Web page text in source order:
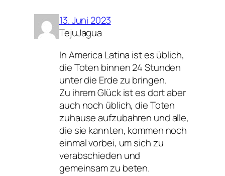
13. Juni 2023
TejuJagua
In America Latina ist es üblich,
die Toten binnen 24 Stunden
unter die Erde zu bringen.
Zu ihrem Glück ist es dort aber
auch noch üblich, die Toten
zuhause aufzubahren und alle,
die sie kannten, kommen noch
einmal vorbei, um sich zu
verabschieden und
gemeinsam zu beten.